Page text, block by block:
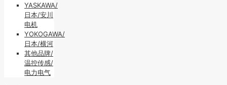
YASKAWA/
日本/安川
电机
YOKOGAWA/
日本/横河
其他品牌/
温控传感/
电力电气